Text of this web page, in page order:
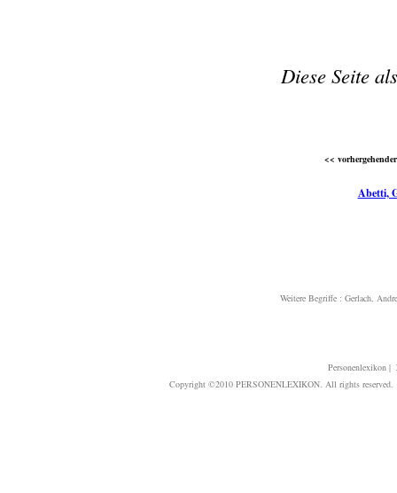
Diese Seite
<<
Abetti,
Weitere Begriffe : Gerlach,
Personenlexikon|
Copyright ©2010 PERSONENLEXIKON. All rights